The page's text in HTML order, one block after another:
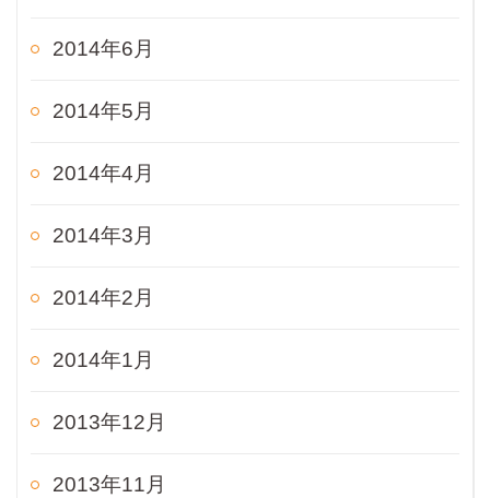
2014年6月
2014年5月
2014年4月
2014年3月
2014年2月
2014年1月
2013年12月
2013年11月